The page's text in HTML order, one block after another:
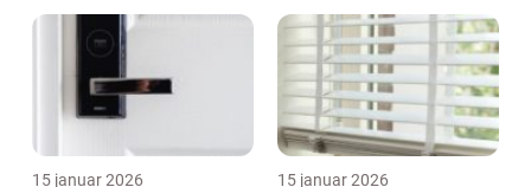
15 januar 2026 15 januar 2026